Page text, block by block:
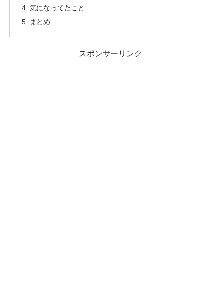
気になってたこと
まとめ
スポンサーリンク